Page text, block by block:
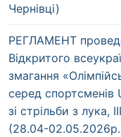
Чернівці)
РЕГЛАМЕНТ
Відкритого
змагання
серед спортсменів
зі стрільби з лука,
(28.04-